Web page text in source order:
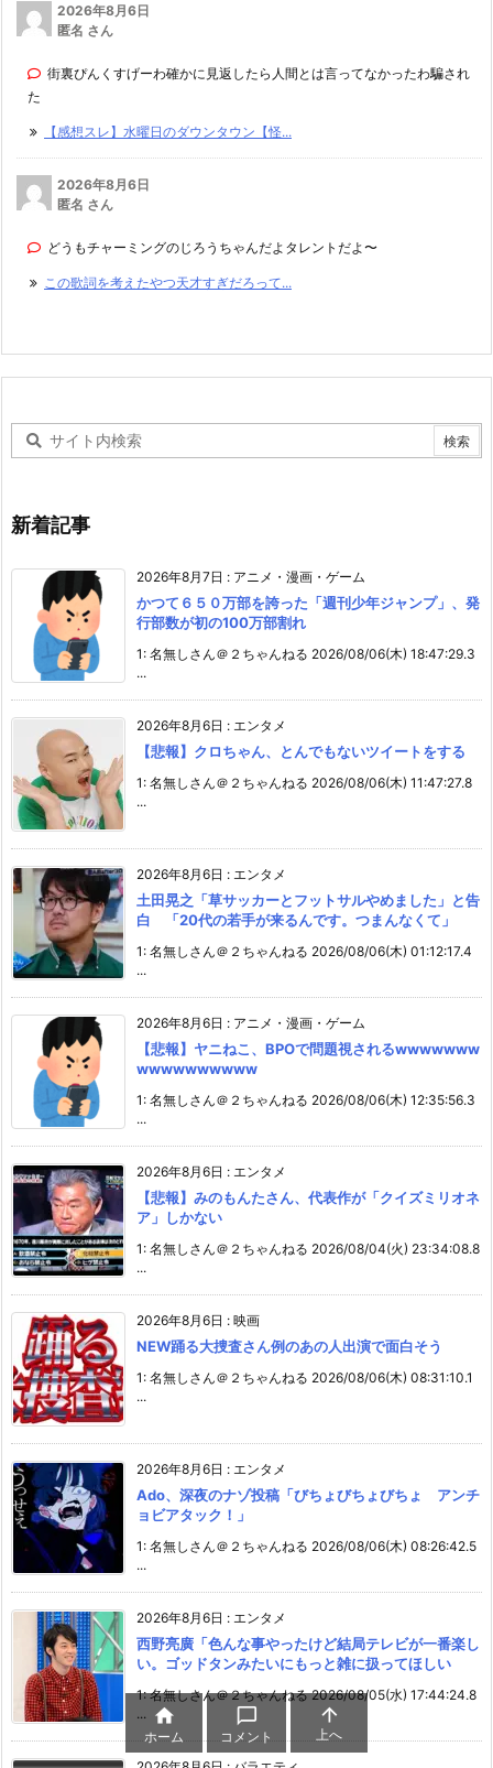
2026年8月6日
匿名 さん
街裏ぴんくすげーわ確かに見返したら人間とは言ってなかったわ騙され
た
【感想スレ】水曜日のダウンタウン【怪...
2026年8月6日
匿名 さん
どうもチャーミングのじろうちゃんだよタレントだよ〜
この歌詞を考えたやつ天才すぎだろって...
新着記事
2026年8月7日 : アニメ・漫画・ゲーム
かつて６５０万部を誇った「週刊少年ジャンプ」、発
行部数が初の100万部割れ
1: 名無しさん＠２ちゃんねる 2026/08/06(木) 18:47:29.3
...
2026年8月6日 : エンタメ
【悲報】クロちゃん、とんでもないツイートをする
1: 名無しさん＠２ちゃんねる 2026/08/06(木) 11:47:27.8
...
2026年8月6日 : エンタメ
土田晃之「草サッカーとフットサルやめました」と告
白 「20代の若手が来るんです。つまんなくて」
1: 名無しさん＠２ちゃんねる 2026/08/06(木) 01:12:17.4
...
2026年8月6日 : アニメ・漫画・ゲーム
【悲報】ヤニねこ、BPOで問題視されるwwwwwww
wwwwwwwwww
1: 名無しさん＠２ちゃんねる 2026/08/06(木) 12:35:56.3
...
2026年8月6日 : エンタメ
【悲報】みのもんたさん、代表作が「クイズミリオネ
ア」しかない
1: 名無しさん＠２ちゃんねる 2026/08/04(火) 23:34:08.8
...
2026年8月6日 : 映画
NEW踊る大捜査さん例のあの人出演で面白そう
1: 名無しさん＠２ちゃんねる 2026/08/06(木) 08:31:10.1
...
2026年8月6日 : エンタメ
Ado、深夜のナゾ投稿「びちょびちょびちょ アンチ
ョビアタック！」
1: 名無しさん＠２ちゃんねる 2026/08/06(木) 08:26:42.5
...
2026年8月6日 : エンタメ
西野亮廣「色んな事やったけど結局テレビが一番楽し
い。ゴッドタンみたいにもっと雑に扱ってほしい
1: 名無しさん＠２ちゃんねる 2026/08/05(水) 17:44:24.8
... 
ホーム

コメント

上へ